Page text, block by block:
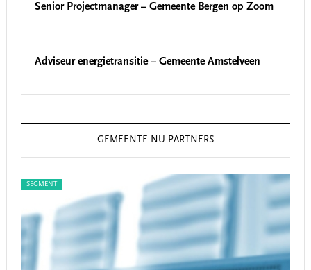
Senior Projectmanager – Gemeente Bergen op Zoom
Adviseur energietransitie – Gemeente Amstelveen
GEMEENTE.NU PARTNERS
SEGMENT